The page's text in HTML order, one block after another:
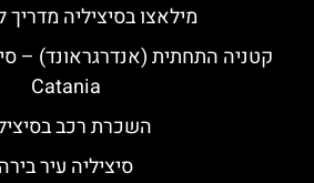
מילאצו בסיציליה מדריך
Catania
השכרת רכב
סיציליה עיר בירה